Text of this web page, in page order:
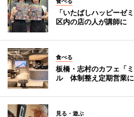
「いたばしハッピーゼ
区内の店の人が講師に
食べる
板橋・志村のカフェ「
ル 体制整え定期営業に
見る・遊ぶ